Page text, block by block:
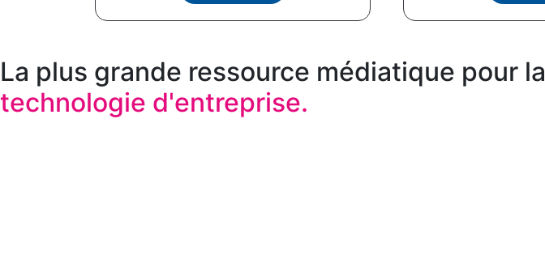
La plus grande ressource médiatique pour la
technologie d'entreprise.